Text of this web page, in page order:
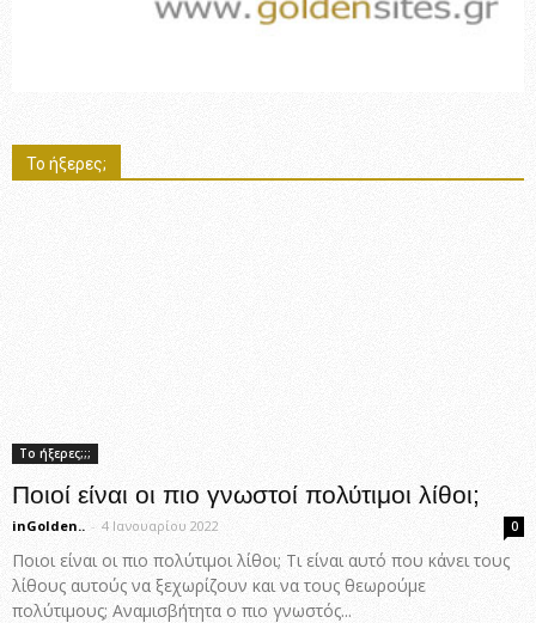
Το ήξερες;
Το ήξερες;;;
Ποιοί είναι οι πιο γνωστοί πολύτιμοι λίθοι;
inGolden.. - 4 Ιανουαρίου 2022 0
Ποιοι είναι οι πιο πολύτιμοι λίθοι; Τι είναι αυτό που κάνει τους
λίθους αυτούς να ξεχωρίζουν και να τους θεωρούμε
πολύτιμους; Αναμισβήτητα ο πιο γνωστός...